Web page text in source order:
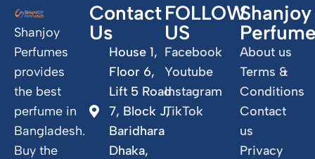
Shanjoy
Perfumes
provides
the best
perfume in
Bangladesh.
Buy the
Contact
Us
House 1,
Floor 6,
Lift 5 Road
7, Block J,
Baridhara
Dhaka,
FOLLOW
US
Facebook
Youtube
Instagram
TikTok
Shanjoy
About us
Terms &
Conditions
Contact
us
Privacy